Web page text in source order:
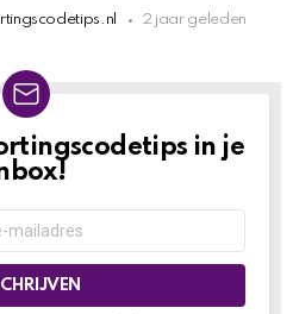
2 jaar geleden
in je